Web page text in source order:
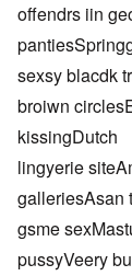
offendrs iin
sexsy blacdk
broiwn
kissingDutch
lingyerie
galleriesAsan
gsme
pussyVeery